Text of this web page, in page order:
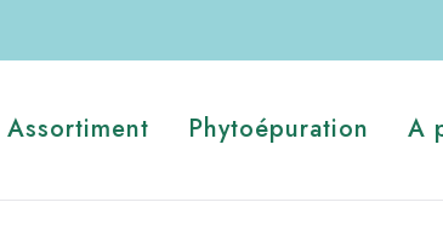
Assortiment Phytoépuration A